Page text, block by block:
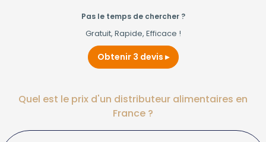
Pas le temps de chercher ?
Gratuit, Rapide, Efficace !
Obtenir 3 devis
Quel est le prix d'un distributeur alimentaires en
France ?